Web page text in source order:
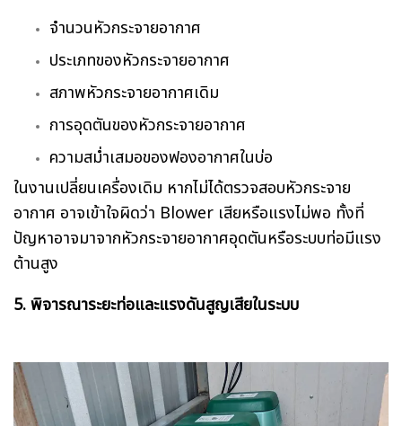
จำนวนหัวกระจายอากาศ
ประเภทของหัวกระจายอากาศ
สภาพหัวกระจายอากาศเดิม
การอุดตันของหัวกระจายอากาศ
ความสม่ำเสมอของฟองอากาศในบ่อ
ในงานเปลี่ยนเครื่องเดิม หากไม่ได้ตรวจสอบหัวกระจาย
อากาศ อาจเข้าใจผิดว่า Blower เสียหรือแรงไม่พอ ทั้งที่
ปัญหาอาจมาจากหัวกระจายอากาศอุดตันหรือระบบท่อมีแรง
ต้านสูง
5. พิจารณาระยะท่อและแรงดันสูญเสียในระบบ